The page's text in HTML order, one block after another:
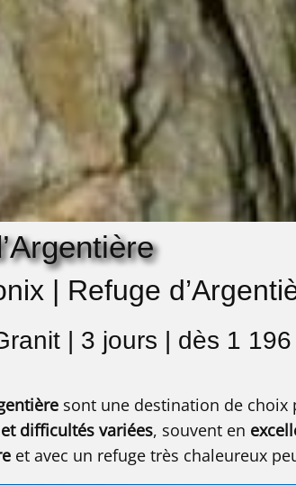
| Refuge
| 3 jours | dès 1
sont une destination de choix
difficultés variées, souvent en
et avec un refuge très chaleureux